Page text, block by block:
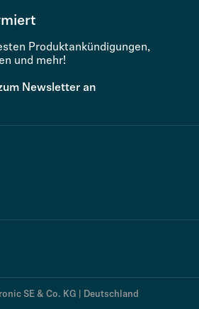
Produktankündigungen,
und mehr!
Newsletter an
SE & Co. KG | Deutschland